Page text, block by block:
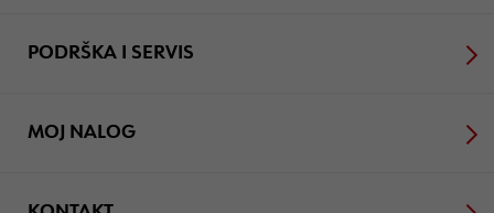
PODRŠKA I SERVIS
MOJ NALOG